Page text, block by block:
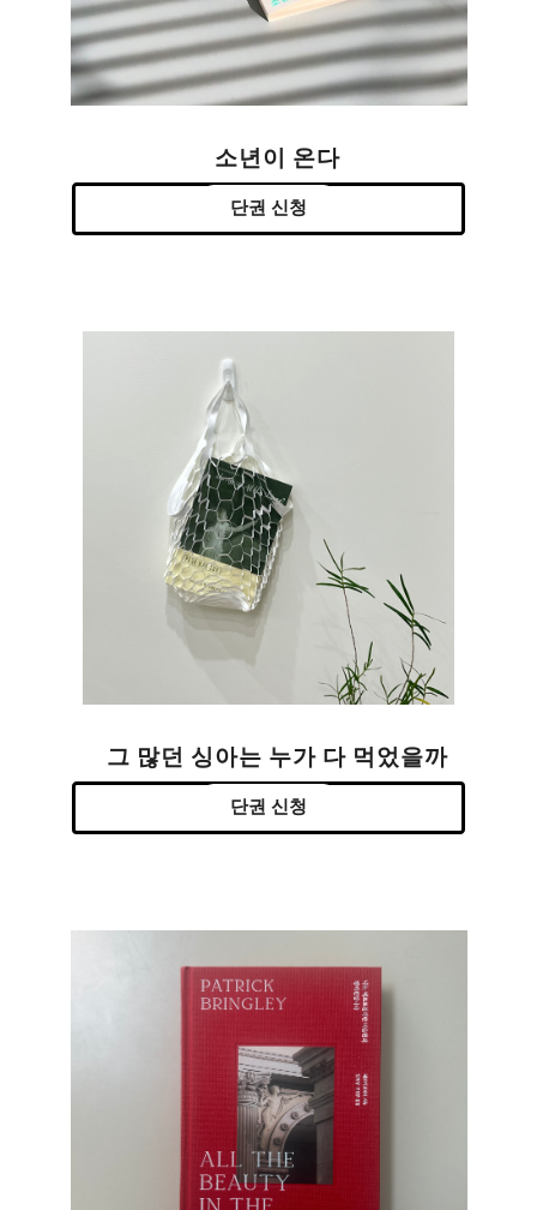
소년이 온다
단권 신청
그 많던 싱아는 누가 다 먹었을까
단권 신청